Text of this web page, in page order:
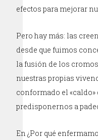
efectos para mejorar
Pero hay más: las
desde que fuimos
la fusión de los
nuestras propias
conformado el «caldo»
predisponernos a
En ¿Por qué